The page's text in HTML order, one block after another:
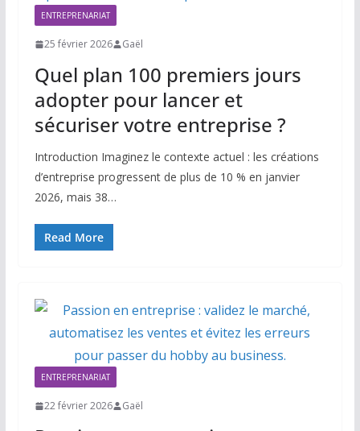
ENTREPRENARIAT
25 février 2026 Gaël
Quel plan 100 premiers jours
adopter pour lancer et
sécuriser votre entreprise ?
Introduction Imaginez le contexte actuel : les créations
d’entreprise progressent de plus de 10 % en janvier
2026, mais 38…
Read More
ENTREPRENARIAT
22 février 2026 Gaël